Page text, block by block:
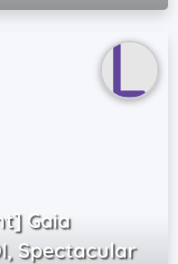
Gaia
Spectacular